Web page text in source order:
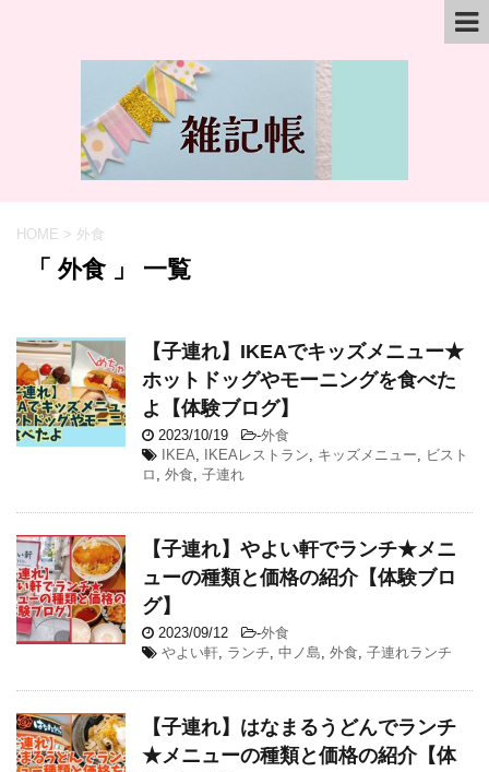
HOME > 外食
「 外食 」 一覧
【子連れ】IKEAでキッズメニュー★
ホットドッグやモーニングを食べた
よ【体験ブログ】
2023/10/19 -外食
IKEA, IKEAレストラン, キッズメニュー, ビスト
ロ , 外食, 子連れ
【子連れ】やよい軒でランチ★メニ
ューの種類と価格の紹介【体験ブロ
グ】
2023/09/12 -外食
やよい軒, ランチ, 中ノ島, 外食, 子連れランチ
【子連れ】はなまるうどんでランチ
★メニューの種類と価格の紹介【体